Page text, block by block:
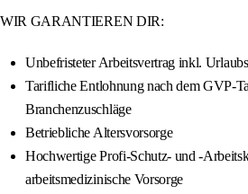
WIR GARANTIEREN DIR:
Unbefristeter Arbeitsvertrag inkl.
Tarifliche Entlohnung nach dem GVP-
Branchenzuschläge
Betriebliche Altersvorsorge
Hochwertige Profi-Schutz- und -
arbeitsmedizinische Vorsorge